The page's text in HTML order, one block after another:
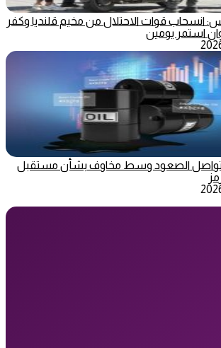
انسحاب قوات الاحتلال من مخيم قلنديا وكفر
استمر يومين
تواصل الصعود وسط مخاوف بشأن مستقبل